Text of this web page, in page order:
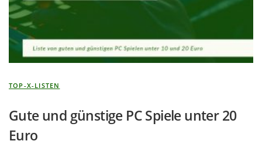
TOP-X-LISTEN
Gute und günstige PC Spiele unter 20
Euro